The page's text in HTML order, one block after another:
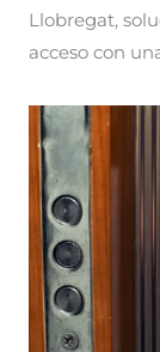
Llobregat,
acceso con